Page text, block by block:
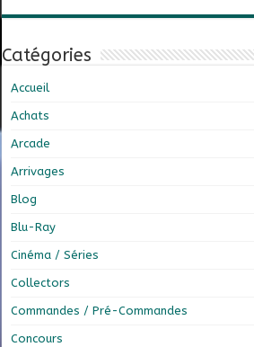
Catégories
Accueil
Achats
Arcade
Arrivages
Blog
Blu-Ray
Cinéma / Séries
Collectors
Commandes / Pré-Commandes
Concours